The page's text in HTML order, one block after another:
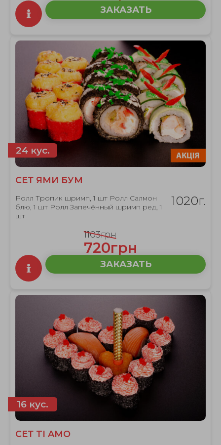
ЗАКАЗАТЬ
24 кус.
СЕТ ЯМИ БУМ
Ролл Тропик шримп, 1 шт Ролл Салмон
блю, 1 шт Ролл Запечённый шримп ред, 1
шт
1020г.
1103грн
720грн
ЗАКАЗАТЬ
16 кус.
СЕТ TI AMO